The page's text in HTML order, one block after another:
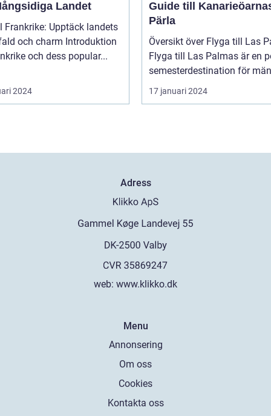
Landet
Frankrike: Upptäck landets
charm Introduktion
och dess popular...
2024
Guide till
Pärla
Översikt över Flyga till Las
Flyga till Las Palmas är en
semesterdestination för
17 januari 2024
Adress
web: www.klikko.dk
Menu
Annonsering
Om oss
Cookies
Kontakta oss